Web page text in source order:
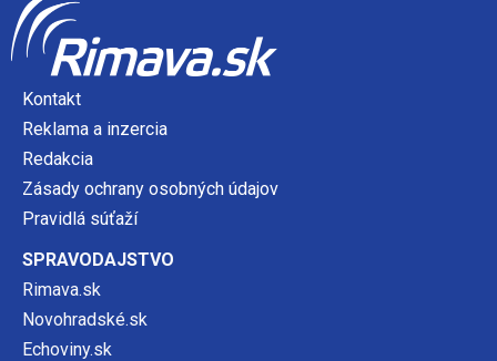
Kontakt
Reklama a inzercia
Redakcia
Zásady ochrany osobných údajov
Pravidlá súťaží
SPRAVODAJSTVO
Rimava.sk
Novohradské.sk
Echoviny.sk